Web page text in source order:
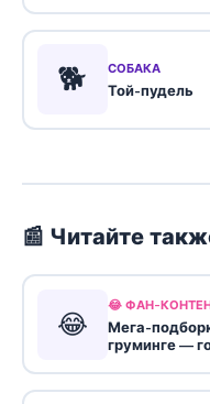
🐕 СОБАКА
Той-пудель
📰 Читайте
😂
😂 ФАН-
Мега-
груминге —